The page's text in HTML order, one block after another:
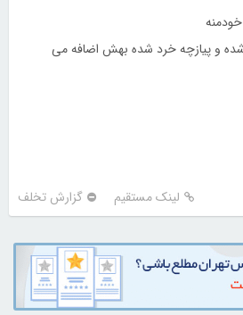
و پیازچه خرد شده بهش اضافه می
لینک مستقیم گزارش تخلف